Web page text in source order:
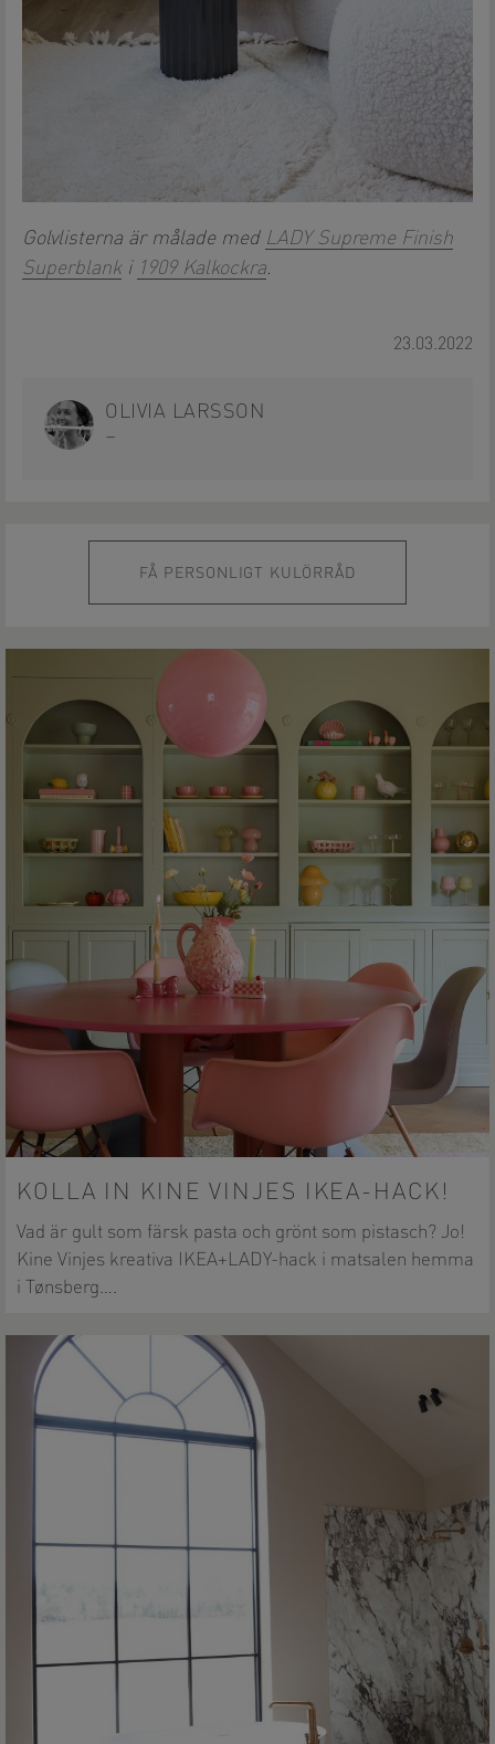
Golvlisterna är målade med LADY Supreme Finish
Superblanki 1909 Kalkockra.
23.03.2022
OLIVIA LARSSON
–
FÅ PERSONLIGT KULÖRRÅD
KOLLA IN KINE VINJES IKEA-HACK!
Vad är gult som färsk pasta och grönt som pistasch? Jo!
Kine Vinjes kreativa IKEA+LADY-hack i matsalen hemma
i Tønsberg….